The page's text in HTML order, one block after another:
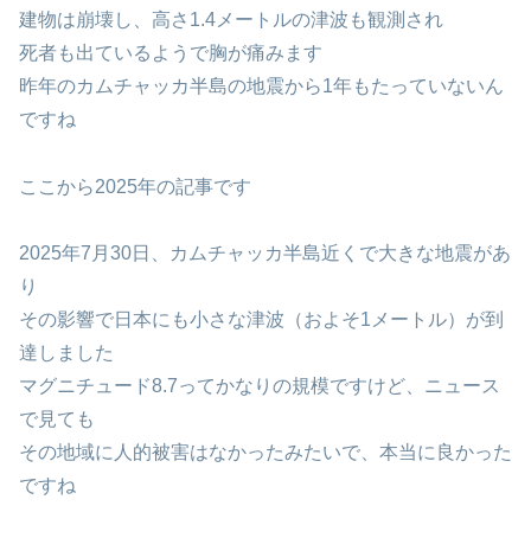
建物は崩壊し、高さ1.4メートルの津波も観測され
死者も出ているようで胸が痛みます
昨年のカムチャッカ半島の地震から1年もたっていないん
ですね
ここから2025年の記事です
2025年7月30日、カムチャッカ半島近くで大きな地震があ
り
その影響で日本にも小さな津波（およそ1メートル）が到
達しました
マグニチュード8.7ってかなりの規模ですけど、ニュース
で見ても
その地域に人的被害はなかったみたいで、本当に良かった
ですね